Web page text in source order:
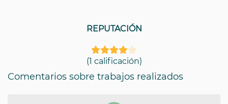
REPUTACIÓN
(1 calificación)
Comentarios sobre trabajos realizados